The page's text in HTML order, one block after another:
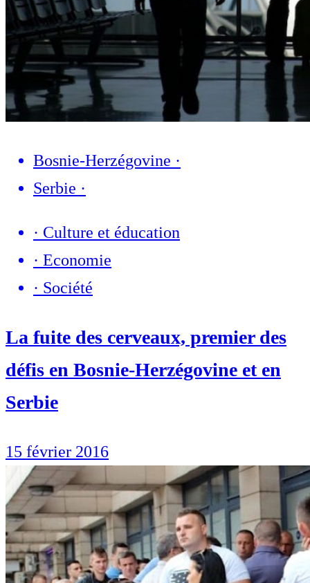
Bosnie-Herzégovine ·
Serbie ·
· Culture et éducation
· Economie
· Société
La fuite des cerveaux, premier des
défis en Bosnie-Herzégovine et en
Serbie
15 février 2016